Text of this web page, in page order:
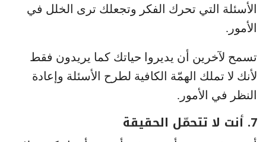
الأسئلة التي تحرك الفكر وتجعلك ترى الخلل في
الأمور.
تسمح لآخرين أن يديروا حياتك كما يريدون فقط
لأنك لا تملك الهمّة الكافية لطرح الأسئلة وإعادة
النظر في الأمور.
7. أنت لا تتحمّل الحقيقة